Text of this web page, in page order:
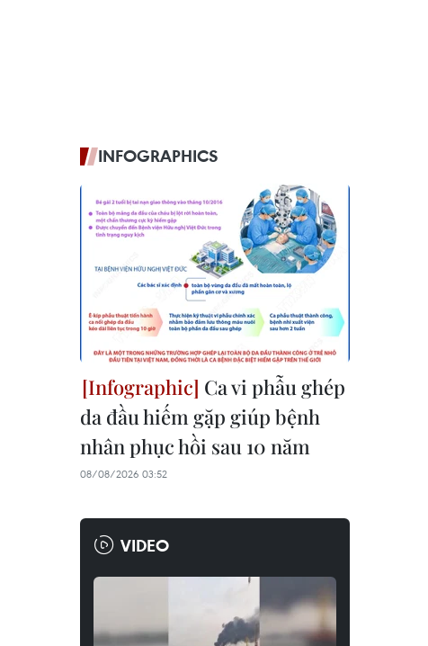
INFOGRAPHICS
Ca vi phẫu ghép
da đầu hiếm gặp giúp bệnh
nhân phục hồi sau 10 năm
08/08/2026 03:52
VIDEO